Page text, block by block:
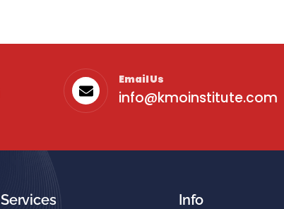
Email Us
info@kmoinstitute.com
Services Info